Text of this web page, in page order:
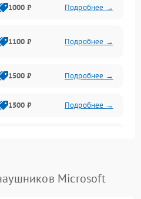
1000 ₽ Подробнее →
1100 ₽ Подробнее →
1500 ₽ Подробнее →
1500 ₽ Подробнее →
Microsoft